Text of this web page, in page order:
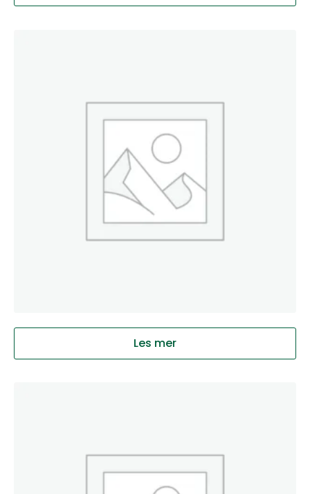
Les mer